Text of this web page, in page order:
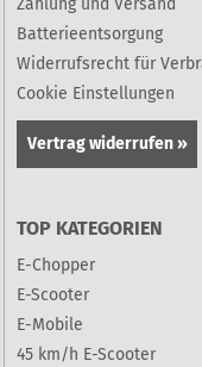
Zahlung und Versand
Batterieentsorgung
Widerrufsrecht für
Cookie Einstellungen
Vertrag widerrufen »
TOP KATEGORIEN
E-Chopper
E-Scooter
E-Mobile
45 km/h E-Scooter